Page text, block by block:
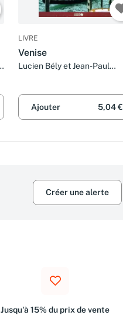
LIVRE
Venise
Lucien Bély et Jean-Paul
Ajouter 5,04 €
Créer une alerte
Jusqu'à 15% du prix de vente